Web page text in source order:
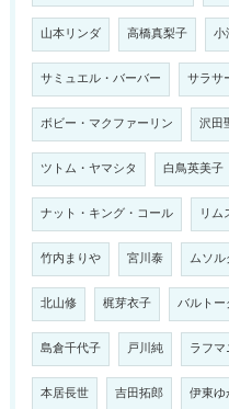
山本リンダ 高橋真梨子 小
サミュエル・バーバー サラサ
ボビー・マクファーリン 沢田
ツトム・ヤマシタ 白鳥英美子
ナット・キング・コール リム
竹内まりや 宮川泰 ムソル
北山修 梶芽衣子 バルトー
島倉千代子 戸川純 ラフ
本居長世 吉田拓郎 伊東ゆ